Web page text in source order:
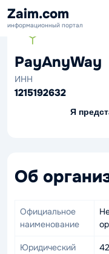
Zaim.com
информационный портал
PayAnyWay
ИНН
1215192632
Я
Об
Официальное
наименование
Юридический